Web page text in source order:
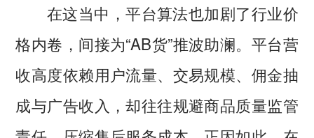
在这当中，平台算法也加剧了行业价
格内卷，间接为“AB货”推波助澜。平台营
收高度依赖用户流量、交易规模、佣金抽
成与广告收入，却往往规避商品质量监管